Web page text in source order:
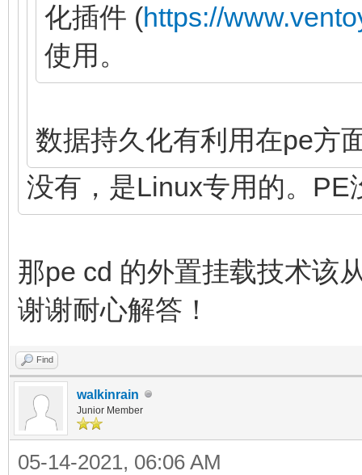
化插件 (https://
使用。
数据持久化有利用在pe方
没有，是Linux专用的。PE
那pe cd 的外置挂载技术该
谢谢耐心解答！
Find
walkinrain
Junior Member
05-14-2021, 06:06 AM